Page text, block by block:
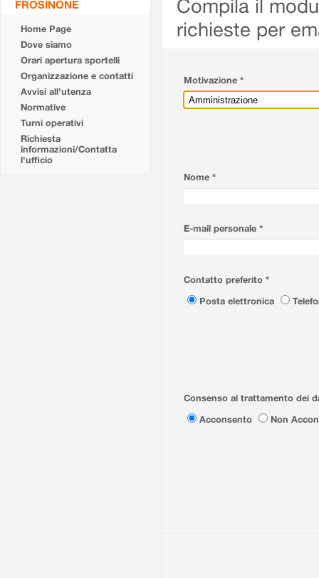
FROSINONE
Home Page
Dove siamo
Orari apertura sportelli
Organizzazione e contatti
Avvisi all'utenza
Normative
Turni operativi
Richiesta
informazioni/Contatta
l'ufficio
Compila il
richieste per
Motivazione *
Nome *
E-mail personale *
Contatto preferito *
Posta elettronica
Consenso al trattamento dei
Acconsento
Non